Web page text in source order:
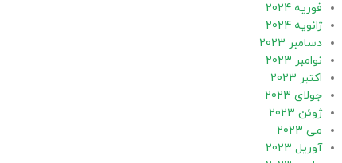
فوریه 2024
ژانویه 2024
دسامبر 2023
نوامبر 2023
اکتبر 2023
جولای 2023
ژوئن 2023
می 2023
آوریل 2023